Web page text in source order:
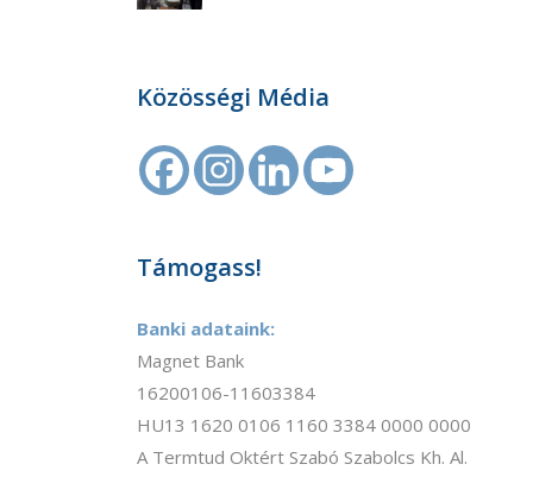
Közösségi Média
Támogass!
Banki adataink:
Magnet Bank
16200106-11603384
HU13 1620 0106 1160 3384 0000 0000
A Termtud Oktért Szabó Szabolcs Kh. Al.